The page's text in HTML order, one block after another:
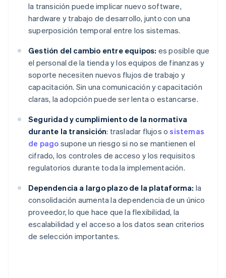
la transición puede implicar nuevo software,
hardware y trabajo de desarrollo, junto con una
superposición temporal entre los sistemas.
Gestión del cambio entre equipos: es posible que
el personal de la tienda y los equipos de finanzas y
soporte necesiten nuevos flujos de trabajo y
capacitación. Sin una comunicación y capacitación
claras, la adopción puede ser lenta o estancarse.
Seguridad y cumplimiento de la normativa
durante la transición: trasladar flujos osistemas
de pago supone un riesgo si no se mantienen el
cifrado, los controles de acceso y los requisitos
regulatorios durante toda la implementación.
Dependencia a largo plazo de la plataforma: la
consolidación aumenta la dependencia de un único
proveedor, lo que hace que la flexibilidad, la
escalabilidad y el acceso a los datos sean criterios
de selección importantes.